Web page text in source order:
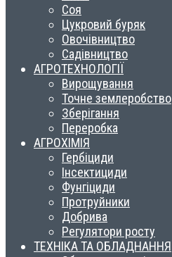
Соя
Цукровий буряк
Овочівництво
Садівництво
АГРОТЕХНОЛОГІЇ
Вирощування
Точне землеробство
Зберігання
Переробка
АГРОХІМІЯ
Гербіциди
Інсектициди
Фунгіциди
Протруйники
Добрива
Регулятори росту
ТЕХНІКА ТА ОБЛАДНАННЯ